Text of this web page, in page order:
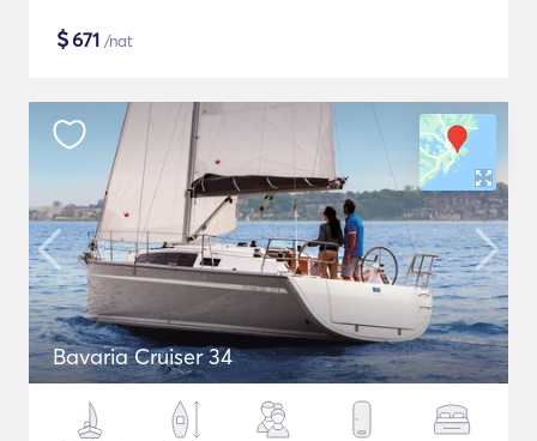
$671 /nat
Bavaria Cruiser 34